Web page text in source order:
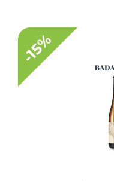
-15%